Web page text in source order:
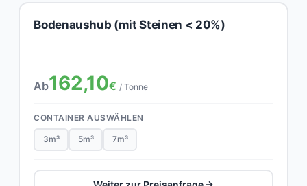
Bodenaushub (mit Steinen < 20%)
Ab162,10€ / Tonne
CONTAINER AUSWÄHLEN
3m³ 5m³ 7m³